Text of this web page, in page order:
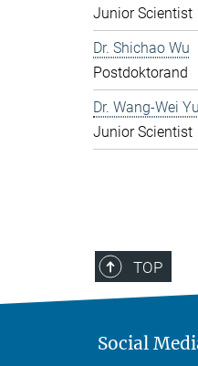
Junior Scientist
Dr. Shichao Wu
Postdoktorand
Dr. Wang-Wei Yu
Junior Scientist
TOP
Social